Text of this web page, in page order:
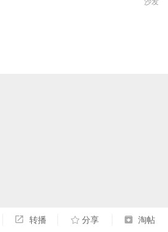
沙发
转播 分享 淘帖